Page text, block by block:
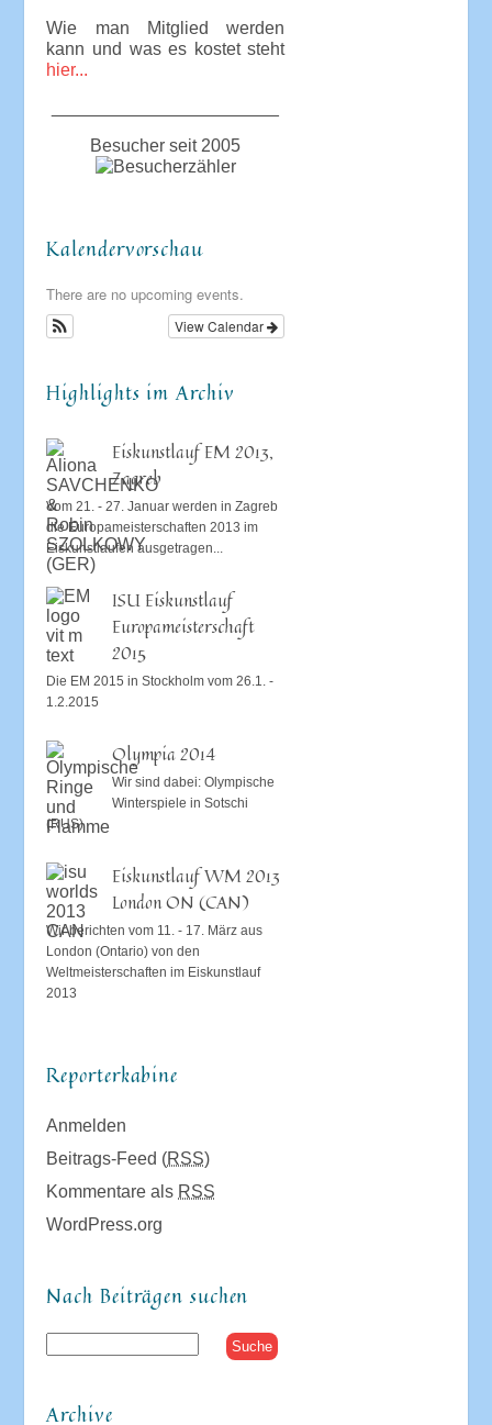
Wie man Mitglied werden
kann und was es kostet steht
hier...
Besucher seit 2005
Kalendervorschau
There are no upcoming events.
View Calendar
Highlights im Archiv
Eiskunstlauf EM 2013,
Zagreb
Vom 21. - 27. Januar werden in Zagreb
die Europameisterschaften 2013 im
Eiskunstlaufen ausgetragen...
ISU Eiskunstlauf
Europameisterschaft
2015
Die EM 2015 in Stockholm vom 26.1. -
1.2.2015
Olympia 2014
Wir sind dabei: Olympische
Winterspiele in Sotschi
(RUS)
Eiskunstlauf WM 2013
London ON (CAN)
Wir berichten vom 11. - 17. März aus
London (Ontario) von den
Weltmeisterschaften im Eiskunstlauf
2013
Reporterkabine
Anmelden
Beitrags-Feed (RSS)
Kommentare als RSS
WordPress.org
Nach Beiträgen suchen
Archive